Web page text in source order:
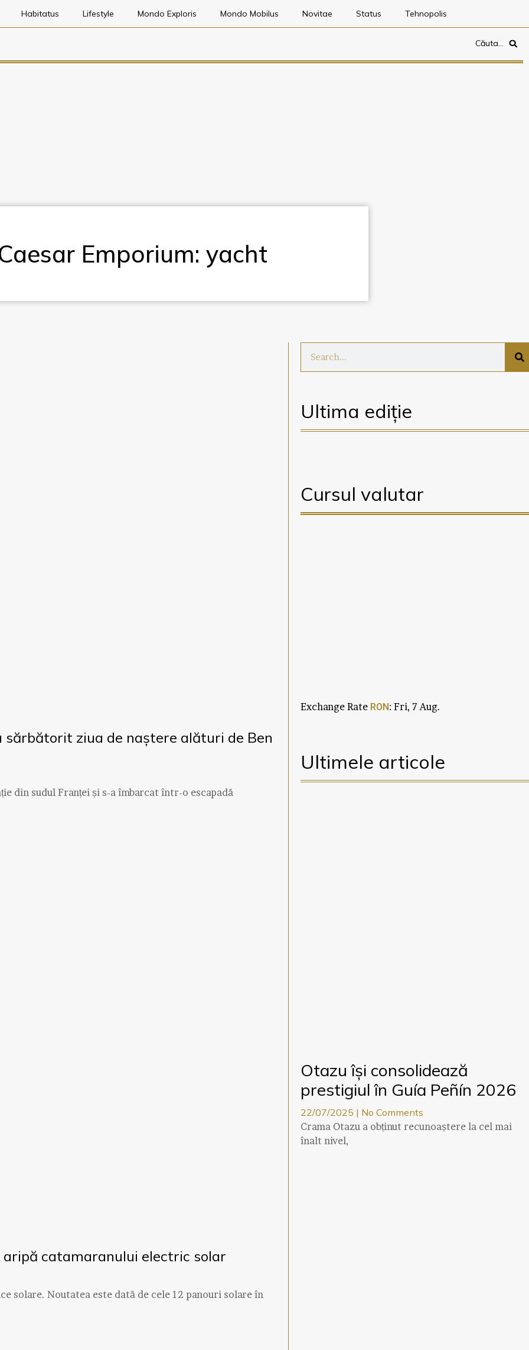
Habitatus Lifestyle Mondo Exploris Mondo Mobilus Novitae Status Tehnopolis
Căuta…
Emporium: yacht
ziua de naștere alături de Ben
din sudul Franței și s-a îmbarcat într-o escapadă
catamaranului electric solar
solare. Noutatea este dată de cele 12 panouri solare în
Ultima ediție
Cursul valutar
Exchange Rate RON: Fri, 7 Aug.
Ultimele articole
Otazu își consolidează
prestigiul în Guía Peñín 2026
22/07/2025
No Comments
Crama Otazu a obținut recunoaștere la cel mai
înalt nivel,